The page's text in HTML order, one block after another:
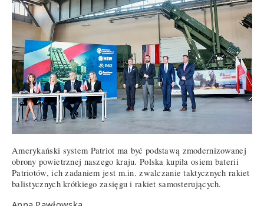
Amerykański system Patriot ma być podstawą zmodernizowanej
obrony powietrznej naszego kraju. Polska kupiła osiem baterii
Patriotów, ich zadaniem jest m.in. zwalczanie taktycznych rakiet
balistycznych krótkiego zasięgu i rakiet samosterujących.